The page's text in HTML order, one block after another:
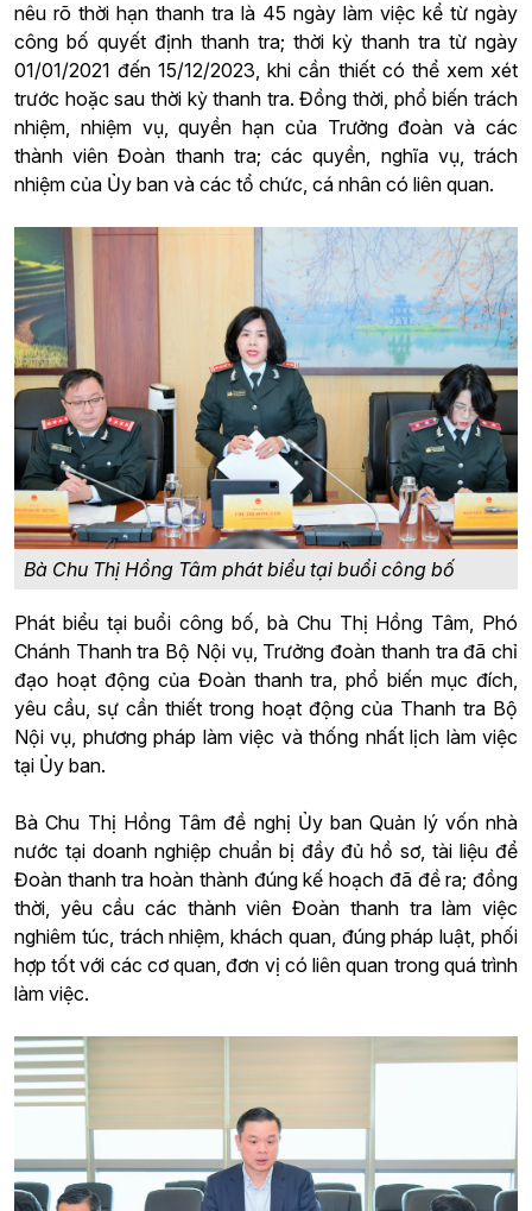
nêu rõ thời hạn thanh tra là 45 ngày làm việc kể từ ngày
công bố quyết định thanh tra; thời kỳ thanh tra từ ngày
01/01/2021 đến 15/12/2023, khi cần thiết có thể xem xét
trước hoặc sau thời kỳ thanh tra. Đồng thời, phổ biến trách
nhiệm, nhiệm vụ, quyền hạn của Trưởng đoàn và các
thành viên Đoàn thanh tra; các quyền, nghĩa vụ, trách
nhiệm của Ủy ban và các tổ chức, cá nhân có liên quan.
Bà Chu Thị Hồng Tâm phát biểu tại buổi công bố
Phát biểu tại buổi công bố, bà Chu Thị Hồng Tâm, Phó
Chánh Thanh tra Bộ Nội vụ, Trưởng đoàn thanh tra đã chỉ
đạo hoạt động của Đoàn thanh tra, phổ biến mục đích,
yêu cầu, sự cần thiết trong hoạt động của Thanh tra Bộ
Nội vụ, phương pháp làm việc và thống nhất lịch làm việc
tại Ủy ban.
Bà Chu Thị Hồng Tâm đề nghị Ủy ban Quản lý vốn nhà
nước tại doanh nghiệp chuẩn bị đầy đủ hồ sơ, tài liệu để
Đoàn thanh tra hoàn thành đúng kế hoạch đã đề ra; đồng
thời, yêu cầu các thành viên Đoàn thanh tra làm việc
nghiêm túc, trách nhiệm, khách quan, đúng pháp luật, phối
hợp tốt với các cơ quan, đơn vị có liên quan trong quá trình
làm việc.